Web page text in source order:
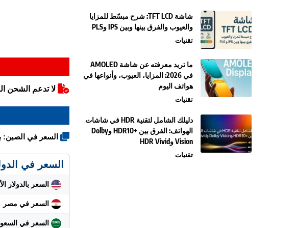
لا تدعم الشحن
السعر في الصين: بـ 405
السعر في
السعر بالدولار
السعر في مصر
السعر في
شاشة TFT LCD: شرح مبسّط للمزايا
والعيوب والفرق بينها وبين IPS وPLS
تقنيات
ما تريد معرفته عن شاشة AMOLED
في 2026: المزايا، العيوب، وأنواعها في
هواتف اليوم
تقنيات
دليلك الشامل لتقنية HDR في شاشات
الهواتف: الفرق بين +HDR10 وDolby
Vision وHDR Vivid
تقنيات